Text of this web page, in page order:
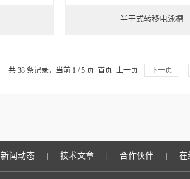
半干式转移电泳槽
共 38 条记录，当前 1 / 5 页 首页 上一页 下一页
新闻动态 技术文章 合作伙伴 在